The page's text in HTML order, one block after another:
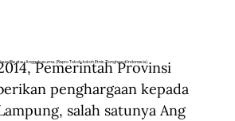
Bie atau Anggakusuma. (Repro Tokoh-tokoh Etnis Tionghoa di Indonesia).
Pemerintah Provinsi
penghargaan kepada
salah satunya Ang